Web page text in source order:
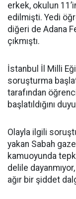
erkek, okulun
edilmişti. Yedi
diğeri de Adana
çıkmıştı.
İstanbul İl Milli
soruşturma
tarafından
başlatıldığını
Olayla ilgili
yakan Sabah
kamuoyunda
delile
ağır bir şiddet